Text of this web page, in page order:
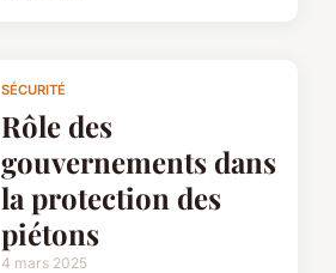
SÉCURITÉ
Rôle des
gouvernements dans
la protection des
piétons
4 mars 2025